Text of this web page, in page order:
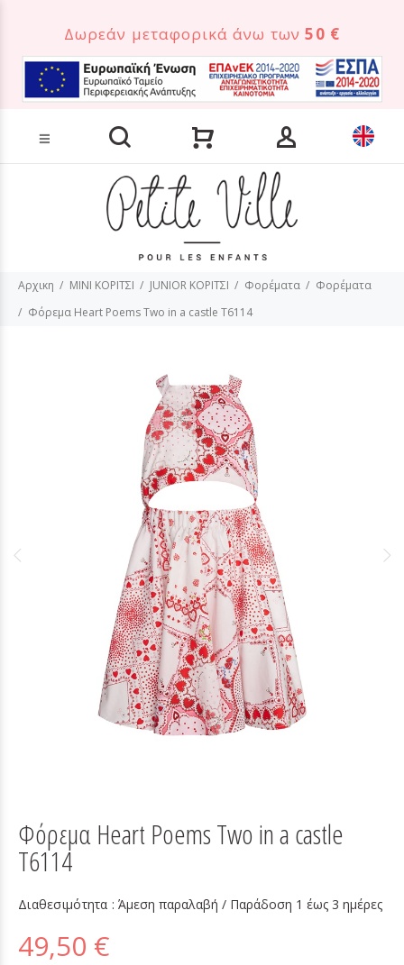
Δωρεάν μεταφορικά άνω των50 €
Αρχικη MINI ΚΟΡΙΤΣΙ JUNIOR ΚΟΡΙΤΣΙ Φορέματα
Φορέματα
Φόρεμα Heart Poems Two in a castle T6114
Φόρεμα Heart Poems Two in a castle
T6114
Διαθεσιμότητα :Άμεση παραλαβή / Παράδoση 1 έως 3 ημέρες
49,50 €